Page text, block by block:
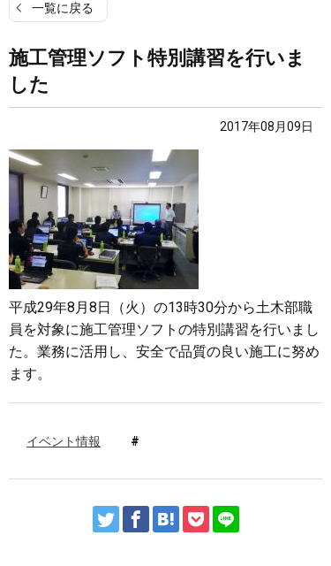
一覧に戻る
施工管理ソフト特別講習を行いま
した
2017年08月09日
平成29年8月8日（火）の13時30分から土木部職
員を対象に施工管理ソフトの特別講習を行いまし
た。業務に活用し、安全で品質の良い施工に努め
ます。
イベント情報